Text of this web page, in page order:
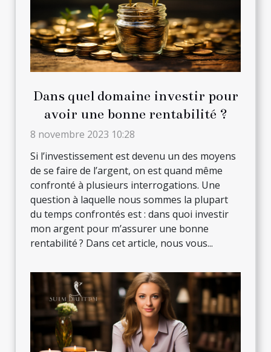
Dans quel domaine investir pour
avoir une bonne rentabilité ?
8 novembre 2023 10:28
Si l’investissement est devenu un des moyens
de se faire de l’argent, on est quand même
confronté à plusieurs interrogations. Une
question à laquelle nous sommes la plupart
du temps confrontés est : dans quoi investir
mon argent pour m’assurer une bonne
rentabilité ? Dans cet article, nous vous...